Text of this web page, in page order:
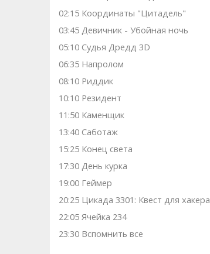
02:15 Координаты "Цитадель"
03:45 Девичник - Убойная ночь
05:10 Судья Дредд 3D
06:35 Напролом
08:10 Риддик
10:10 Резидент
11:50 Каменщик
13:40 Саботаж
15:25 Конец света
17:30 День курка
19:00 Геймер
20:25 Цикада 3301: Квест для хакера
22:05 Ячейка 234
23:30 Вспомнить все